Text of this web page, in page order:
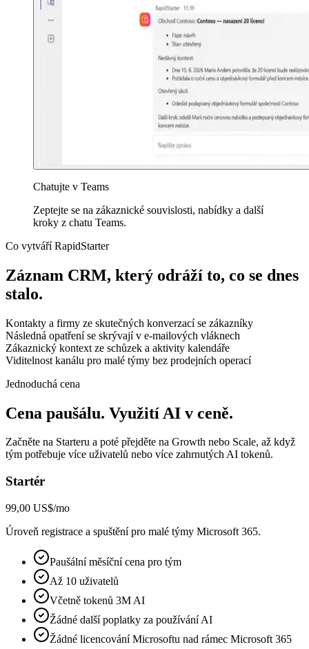
Chatujte v Teams
Zeptejte se na zákaznické souvislosti, nabídky a další
kroky z chatu Teams.
Co vytváří RapidStarter
Záznam CRM, který odráží to, co se dnes
stalo.
Kontakty a firmy ze skutečných konverzací se zákazníky
Následná opatření se skrývají v e-mailových vláknech
Zákaznický kontext ze schůzek a aktivity kalendáře
Viditelnost kanálu pro malé týmy bez prodejních operací
Jednoduchá cena
Cena paušálu. Využití AI v ceně.
Začněte na Starteru a poté přejděte na Growth nebo Scale, až když
tým potřebuje více uživatelů nebo více zahrnutých AI tokenů.
Startér
99,00 US$/mo
Úroveň registrace a spuštění pro malé týmy Microsoft 365.
Paušální měsíční cena pro tým
Až 10 uživatelů
Včetně tokenů 3M AI
Žádné další poplatky za používání AI
Žádné licencování Microsoftu nad rámec Microsoft 365